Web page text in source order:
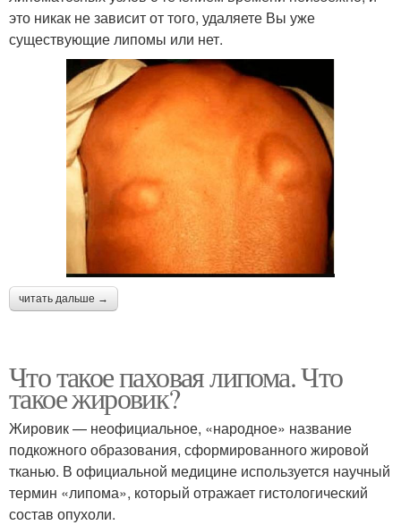
это никак не зависит от того, удаляете Вы уже
существующие липомы или нет.
читать дальше →
Что такое паховая липома. Что
такое жировик?
Жировик — неофициальное, «народное» название
подкожного образования, сформированного жировой
тканью. В официальной медицине используется научный
термин «липома», который отражает гистологический
состав опухоли.